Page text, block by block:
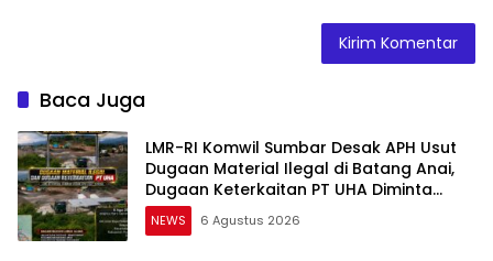
Baca Juga
LMR-RI Komwil Sumbar Desak APH Usut
Dugaan Material Ilegal di Batang Anai,
Dugaan Keterkaitan PT UHA Diminta
Diselidiki Tuntas
NEWS 6 Agustus 2026